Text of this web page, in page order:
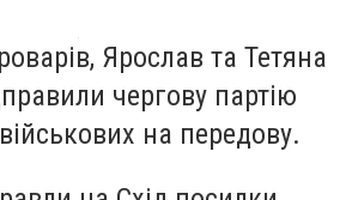
Ярослав та Тетяна
чергову партію
на передову.